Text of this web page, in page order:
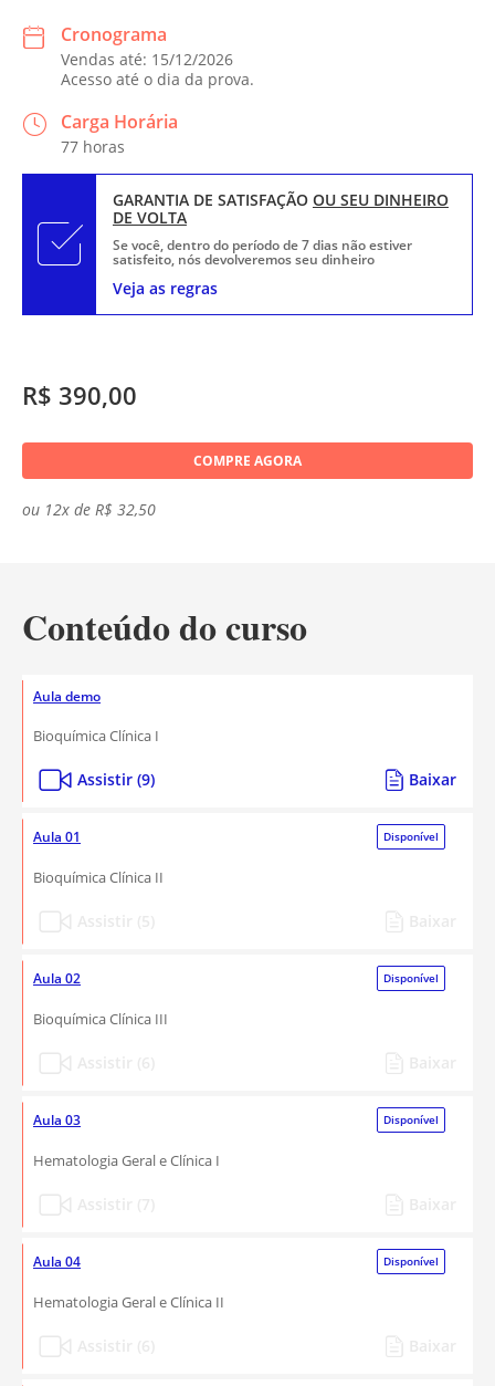
R$ 390,00
COMPRE AGORA
ou 12x de R$ 32,50
Cronograma
Vendas até: 15/12/2026
Acesso até o dia da prova.
Carga Horária
77 horas
GARANTIA DE SATISFAÇÃO OU SEU DINHEIRO
DE VOLTA
Se você, dentro do período de 7 dias não estiver
satisfeito, nós devolveremos seu dinheiro
Veja as regras
Conteúdo do curso
Aula demo
Bioquímica Clínica I
Assistir (9) Baixar
Aula 01 Disponível
Bioquímica Clínica II
Aula 02 Disponível
Bioquímica Clínica III
Aula 03 Disponível
Hematologia Geral e Clínica I
Aula 04 Disponível
Hematologia Geral e Clínica II